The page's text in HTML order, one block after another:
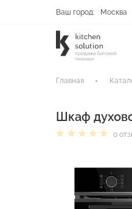
Ваш город: Москва
продажа бытовой
техники
Главная
Шкаф
0